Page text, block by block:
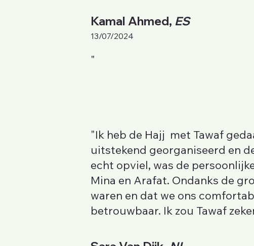
Kamal Ahmed, ES
13/07/2024
"
"Ik heb de Hajj met Tawaf
uitstekend georganiseerd en
echt opviel, was de
Mina en Arafat. Ondanks de
waren en dat we ons
betrouwbaar. Ik zou Tawaf